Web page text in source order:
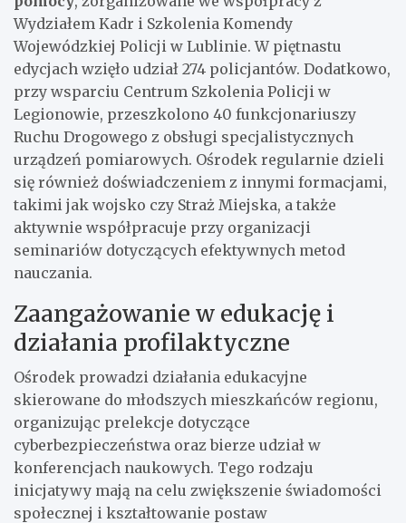
Wydziałem Kadr i Szkolenia Komendy
Wojewódzkiej Policji w Lublinie. W piętnastu
edycjach wzięło udział 274 policjantów. Dodatkowo,
przy wsparciu Centrum Szkolenia Policji w
Legionowie, przeszkolono 40 funkcjonariuszy
Ruchu Drogowego z obsługi specjalistycznych
urządzeń pomiarowych. Ośrodek regularnie dzieli
się również doświadczeniem z innymi formacjami,
takimi jak wojsko czy Straż Miejska, a także
aktywnie współpracuje przy organizacji
seminariów dotyczących efektywnych metod
nauczania.
Zaangażowanie w edukację i
działania profilaktyczne
Ośrodek prowadzi działania edukacyjne
skierowane do młodszych mieszkańców regionu,
organizując prelekcje dotyczące
cyberbezpieczeństwa oraz bierze udział w
konferencjach naukowych. Tego rodzaju
inicjatywy mają na celu zwiększenie świadomości
społecznej i kształtowanie postaw